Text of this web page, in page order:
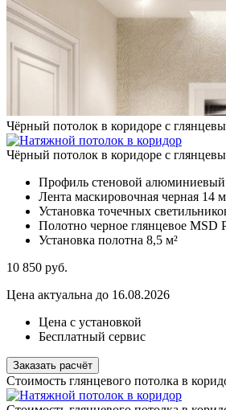
Чёрный потолок в коридоре с
Чёрный потолок в коридоре с
Профиль стеновой алюминиевый
Лента маскировочная черная 14
Установка точечных
Полотно черное глянцевое MSD
Установка полотна 8,5 м²
10 850 руб.
Цена актуальна до 16.08.2026
Цена с установкой
Бесплатный сервис
Заказать расчёт
Стоимость глянцевого потолка в